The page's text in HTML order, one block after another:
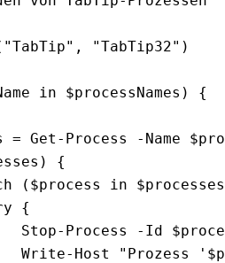
"TabTip" , "TabTip32" )
in $processNames ) {
= Get-Process - Name
) {
( $process in
$processes
{
Stop-Process
- Id
Write-Host
"Prozess '